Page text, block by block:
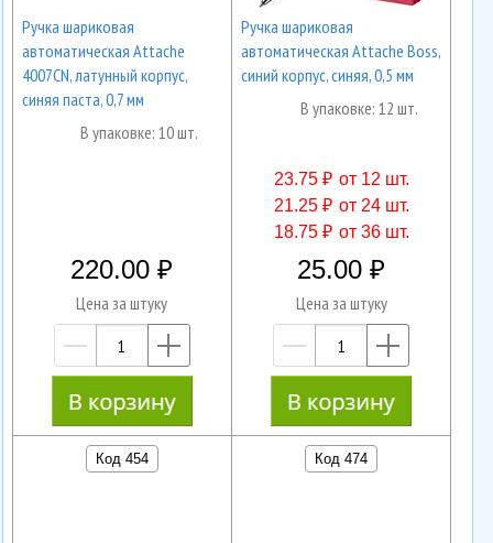
Ручка шариковая
автоматическая Attache
4007CN, латунный корпус,
синяя паста, 0,7 мм
В упаковке: 10 шт.
220.00
Цена за штуку
—
Ручка шариковая
автоматическая Attache Boss,
синий корпус, синяя, 0,5 мм
В упаковке: 12 шт.
23.75 ₽ от 12 шт.
21.25 ₽ от 24 шт.
18.75 ₽ от 36 шт.
25.00
Цена за штуку
—
Код 454 Код 474